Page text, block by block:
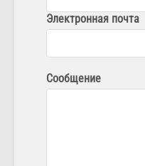
Электронная почта
Сообщение